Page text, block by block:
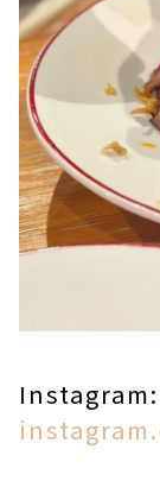
Instagram: